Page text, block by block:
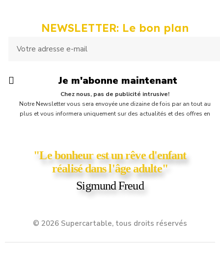
NEWSLETTER: Le bon plan
Je m'abonne maintenant
Chez nous, pas de publicité intrusive!
Notre Newsletter vous sera envoyée une dizaine de fois par an tout au
plus et vous informera uniquement sur des actualités et des offres en
"Le bonheur est un rêve d'enfant
réalisé dans l'âge adulte"
Sigmund Freud
© 2026 Supercartable, tous droits réservés